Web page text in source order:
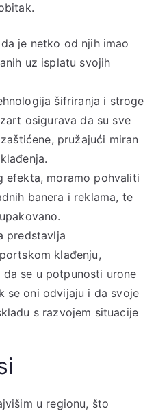
je netko od njih imao
uz isplatu svojih
šifriranja i stroge
osigurava da su sve
pružajući miran
efekta, moramo pohvaliti
banera i reklama, te
predstavlja
klađenju,
se u potpunosti urone
se oni odvijaju i da svoje
s razvojem situacije
u regionu, što